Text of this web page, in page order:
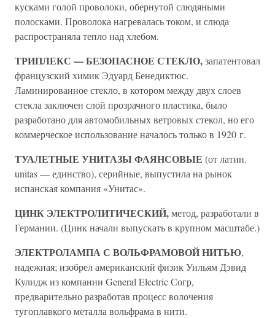
кусками голой проволоки, обернутой слюдяными
полосками. Проволока нагревалась током, и слюда
распространяла тепло над хлебом.
ТРИПЛЕКС — БЕЗОПАСНОЕ СТЕКЛО,запатентовал
французский химик Эдуард Бенедиктюс.
Ламинированное стекло, в котором между двух слоев
стекла заключен слой прозрачного пластика, было
разработано для автомобильных ветровых стекол, но его
коммерческое использование началось только в 1920 г.
ТУАЛЕТНЫЕ УНИТАЗЫ ФАЯНСОВЫЕ (от латин.
unitas — единство), серийные, выпустила на рынок
испанская компания «Унитас».
ЦИНК ЭЛЕКТРОЛИТИЧЕСКИЙ,метод, разработали в
Германии. (Цинк начали выпускать в крупном масштабе.)
ЭЛЕКТРОЛАМПА С ВОЛЬФРАМОВОЙ НИТЬЮ,
надежная; изобрел американский физик Уильям Дэвид
Кулидж из компании General Electric Согр,
предварительно разработав процесс волочения
тугоплавкого металла вольфрама в нити.